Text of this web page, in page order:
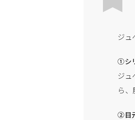
ジュ
①シ
ジ
ら
②目